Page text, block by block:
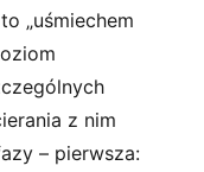
„uśmiechem
z nim
– pierwsza: